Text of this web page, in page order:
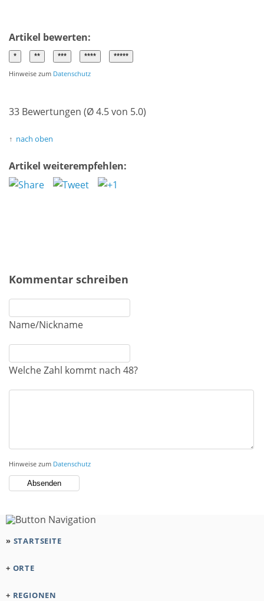
Artikel bewerten:
Hinweise zum Datenschutz
33 Bewertungen (Ø 4.5 von 5.0)
nach oben
Artikel weiterempfehlen:
Kommentar schreiben
Name/Nickname
Welche Zahl kommt nach 48?
Hinweise zum Datenschutz
» STARTSEITE
+ ORTE
+ REGIONEN